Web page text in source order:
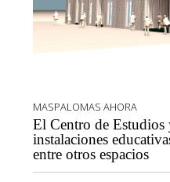
MASPALOMAS AHORA
El Centro de
instalaciones
entre otros espacios